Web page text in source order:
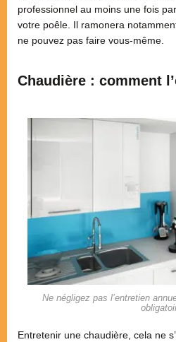
professionnel au moins une fois
votre poêle. Il ramonera
ne pouvez pas faire vous-même.
Chaudière : comment
Ne négligez pas l’entretien
Entretenir une chaudière, cela ne